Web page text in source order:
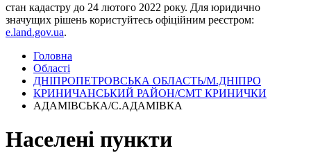
стан кадастру до 24 лютого 2022 року. Для юридично
значущих рішень користуйтесь офіційним реєстром:
e.land.gov.ua.
Головна
Області
ДНІПРОПЕТРОВСЬКА ОБЛАСТЬ/М.ДНІПРО
КРИНИЧАНСЬКИЙ РАЙОН/СМТ КРИНИЧКИ
АДАМІВСЬКА/С.АДАМІВКА
Населені пункти